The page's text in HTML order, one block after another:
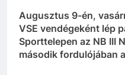
Augusztus 9-én,
VSE vendégeként lép
Sporttelepen az NB III
második fordulójában